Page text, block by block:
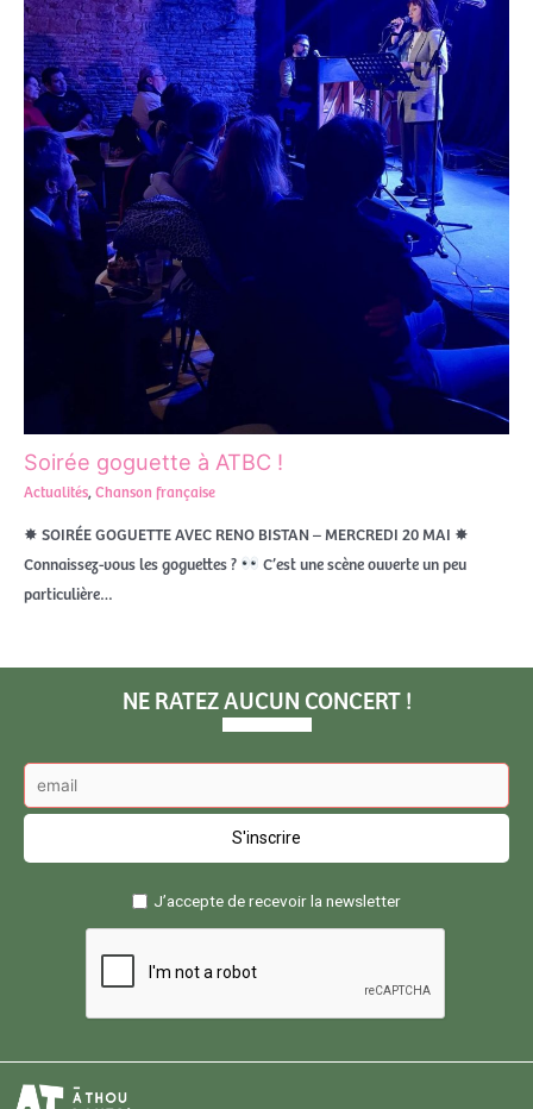
Soirée goguette à ATBC !​
Actualités, Chanson française
✸ SOIRÉE GOGUETTE AVEC RENO BISTAN – MERCREDI 20 MAI ✸
Connaissez-vous les goguettes ?
C’est une scène ouverte un peu
particulière…
NE RATEZ AUCUN CONCERT !
J’accepte de recevoir la newsletter